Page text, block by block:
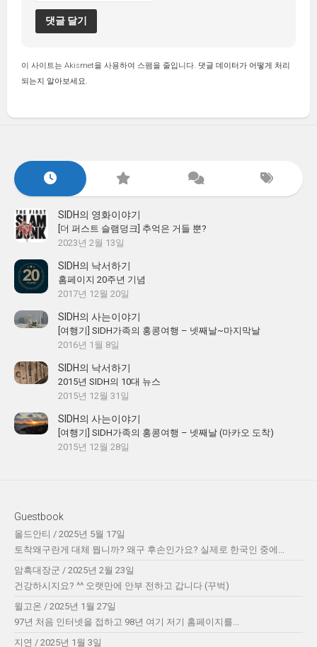
이 사이트는 Akismet을 사용하여 스팸을 줄입니다. 댓글 데이터가 어떻게 처리
되는지 알아보세요.
SIDH의 영화이야기
[더 퍼스트 슬램덩크] 추억은 거들 뿐?
2023년 2월 13일
SIDH의 낙서하기
홈페이지 20주년 기념
2017년 12월 20일
SIDH의 사는이야기
[여행기] SIDH가족의 홍콩여행 – 넷째날~마지막날
2016년 1월 8일
SIDH의 낙서하기
2015년 SIDH의 10대 뉴스
2015년 12월 31일
SIDH의 사는이야기
[여행기] SIDH가족의 홍콩여행 – 넷째날 (마카오 도착)
2015년 12월 28일
Guestbook
올드안티 / 2025년 5월 17일
토착왜구란게 대체 뭡니까? 왜구 후손인가요? 실제로 한국인 중에...
암흑대장군 / 2025년 2월 23일
건강하시지요? ^^ 오랫만에 안부 전하고 갑니다 (꾸벅)
윌고온 / 2025년 1월 27일
97년 처음 인터넷을 접하고 98년 여기 저기 홈페이지를...
지연 / 2025년 1월 3일